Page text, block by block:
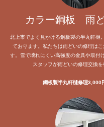
カラー鋼板 雨
北上市でよく見かける鋼板製の半丸軒樋
ております。私たちは雨どいの修理は
す。雪で壊れにくい高強度の金具や取付
スタッフが雨どいの修理交換を
鋼板製半丸軒樋修理3,000